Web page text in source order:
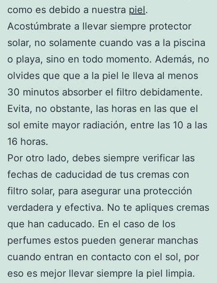
como es debido a nuestra piel.
Acostúmbrate a llevar siempre protector
solar, no solamente cuando vas a la piscina
o playa, sino en todo momento. Además, no
olvides que que a la piel le lleva al menos
30 minutos absorber el filtro debidamente.
Evita, no obstante, las horas en las que el
sol emite mayor radiación, entre las 10 a las
16 horas.
Por otro lado, debes siempre verificar las
fechas de caducidad de tus cremas con
filtro solar, para asegurar una protección
verdadera y efectiva. No te apliques cremas
que han caducado. En el caso de los
perfumes estos pueden generar manchas
cuando entran en contacto con el sol, por
eso es mejor llevar siempre la piel limpia.